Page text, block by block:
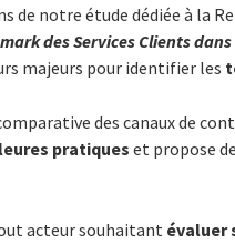
de notre étude dédiée à la
des Services Clients
majeurs pour identifier les
des canaux de
pratiqueset propose
acteur souhaitantévaluer